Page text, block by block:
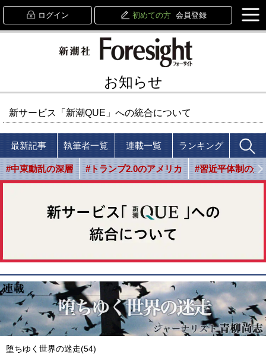
ログイン 初めての方 会員登録
お知らせ
新サービス「新潮QUE」への統合について
最新記事 執筆者一覧 連載一覧 ランキング
#中東動乱の深層 #トランプ2.0のアメリカ #習近平体制の光
堕ちゆく世界の迷走(54)